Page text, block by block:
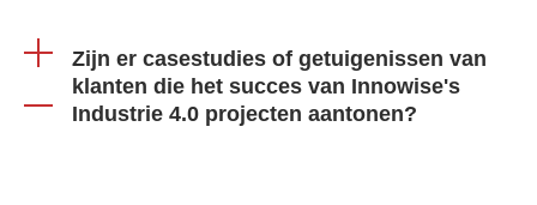
Zijn er casestudies of getuigenissen van
klanten die het succes van Innowise's
Industrie 4.0 projecten aantonen?